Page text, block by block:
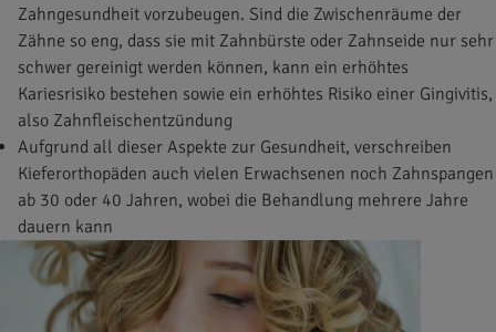
Zahngesundheit vorzubeugen. Sind die Zwischenräume der
Zähne so eng, dass sie mit Zahnbürste oder Zahnseide nur sehr
schwer gereinigt werden können, kann ein erhöhtes
Kariesrisiko bestehen sowie ein erhöhtes Risiko einer Gingivitis,
also Zahnfleischentzündung
Aufgrund all dieser Aspekte zur Gesundheit, verschreiben
Kieferorthopäden auch vielen Erwachsenen noch Zahnspangen
ab 30 oder 40 Jahren, wobei die Behandlung mehrere Jahre
dauern kann